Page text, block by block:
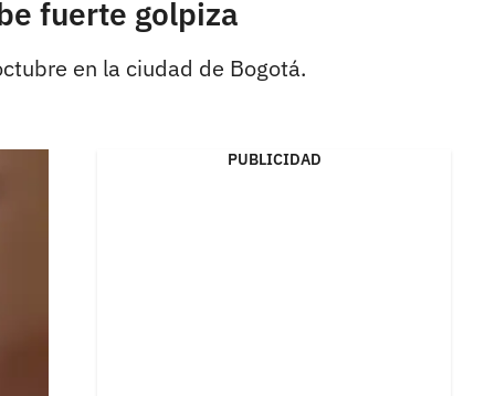
fuerte golpiza
en la ciudad de Bogotá.
PUBLICIDAD